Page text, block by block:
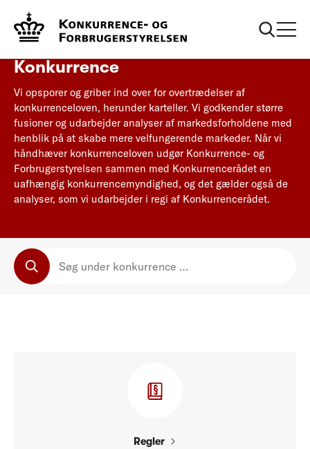
Forside
Konkurrence
Vi opsporer og griber ind over for overtrædelser af
konkurrenceloven, herunder karteller. Vi godkender større
fusioner og udarbejder analyser af markedsforholdene med
henblik på at skabe mere velfungerende markeder. Når vi
håndhæver konkurrenceloven udgør Konkurrence- og
Forbrugerstyrelsen sammen med Konkurrencerådet en
uafhængig konkurrencemyndighed, og det gælder også de
analyser, som vi udarbejder i regi af Konkurrencerådet.
SØG
Regler